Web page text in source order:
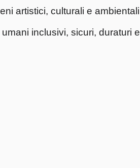
artistici, culturali e ambientali
inclusivi, sicuri, duraturi e